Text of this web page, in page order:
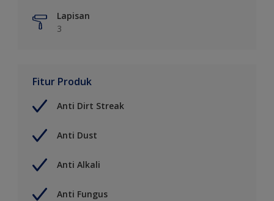
Lapisan
3
Fitur Produk
Anti Dirt Streak
Anti Dust
Anti Alkali
Anti Fungus